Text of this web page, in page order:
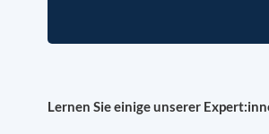
Lernen Sie einige unserer